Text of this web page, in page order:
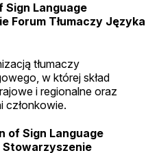
Sign Language
Forum Tłumaczy Języka
tłumaczy
w której skład
i regionalne oraz
członkowie.
of Sign Language